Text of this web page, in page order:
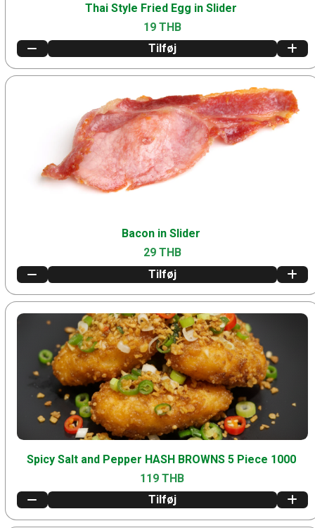
Thai Style Fried Egg in Slider
19 THB
Tilføj
Bacon in Slider
29 THB
Tilføj
Spicy Salt and Pepper HASH BROWNS 5 Piece 1000
119 THB
Tilføj